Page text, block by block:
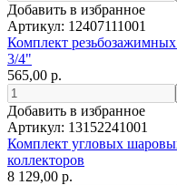
Добавить в избранное
Артикул: 12407111001
Комплект
3/4"
565,00 р.
Добавить в избранное
Артикул: 13152241001
Комплект угловых
коллекторов
8 129,00 р.